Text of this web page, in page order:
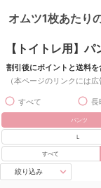
オムツ1枚あたり
【トイトレ用】
割引後にポイントと送料
（本ページのリンクには広
すべて 長
パンツ
L
すべて
絞り込み